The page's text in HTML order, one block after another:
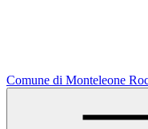
Comune di Monteleone